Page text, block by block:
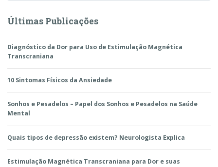
Últimas Publicações
Diagnóstico da Dor para Uso de Estimulação Magnética
Transcraniana
10 Sintomas Físicos da Ansiedade
Sonhos e Pesadelos – Papel dos Sonhos e Pesadelos na Saúde
Mental
Quais tipos de depressão existem? Neurologista Explica
Estimulação Magnética Transcraniana para Dor e suas